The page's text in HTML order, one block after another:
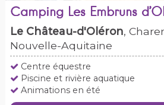
Camping Les Embruns
Le Château-d'Oléron,
Nouvelle-Aquitaine
Centre équestre
Piscine et rivière aquatique
Animations en été